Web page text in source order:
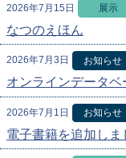
2026年7月15日 展示
なつのえほん
2026年7月3日 お知らせ
オンラインデータベ
2026年7月1日 お知らせ
電子書籍を追加しま